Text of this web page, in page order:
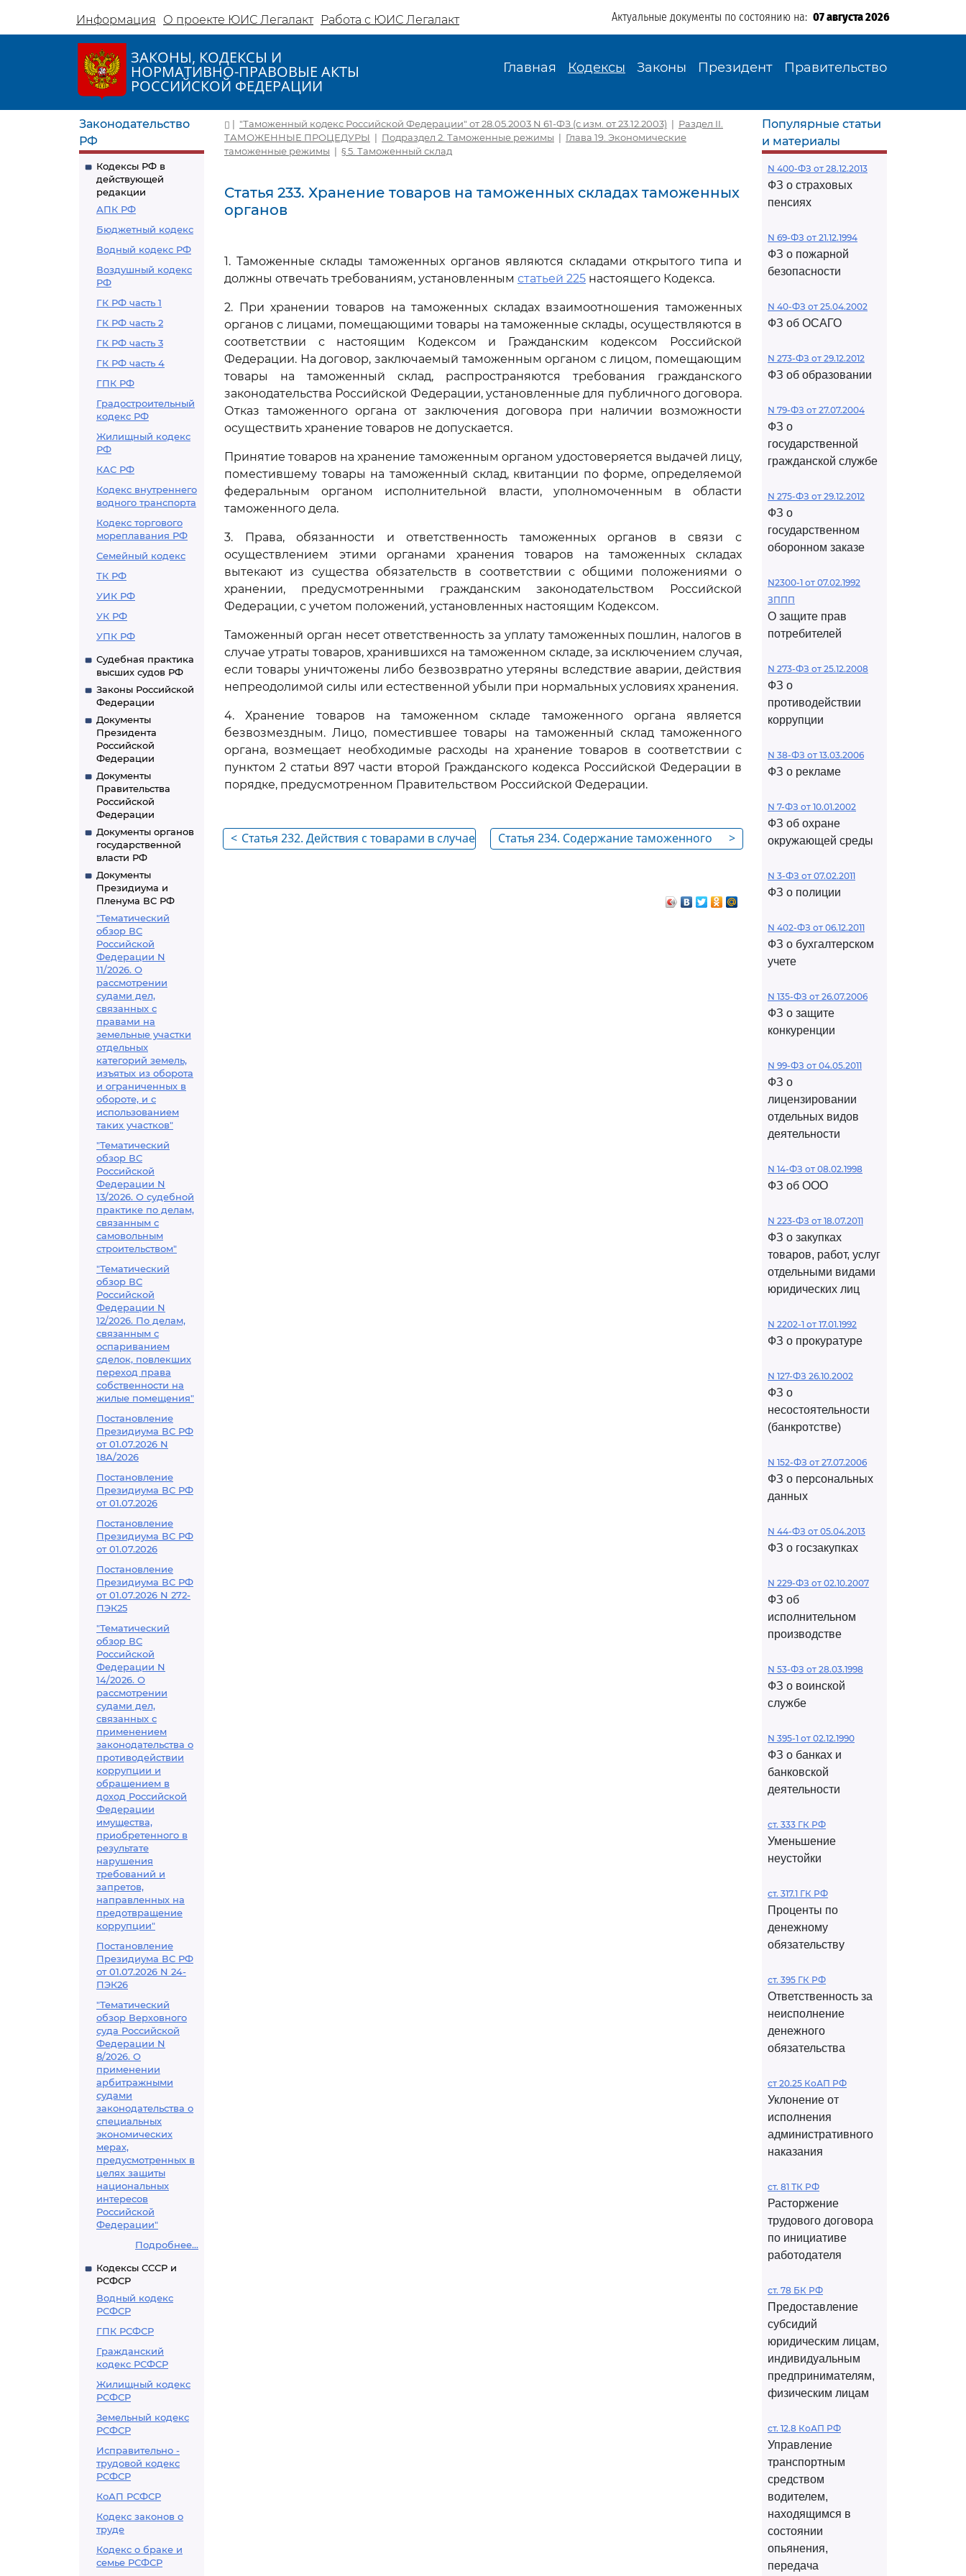
Информация О проекте ЮИС Легалакт Работа с ЮИС Легалакт Актуальные документы по состоянию на: 07 августа 2026
ЗАКОНЫ, КОДЕКСЫ И
НОРМАТИВНО-ПРАВОВЫЕ АКТЫ
РОССИЙСКОЙ ФЕДЕРАЦИИ
Главная Кодексы Законы Президент Правительство
Законодательство
РФ
Кодексы РФ в
действующей
редакции
АПК РФ
Бюджетный кодекс
Водный кодекс РФ
Воздушный кодекс
РФ
ГК РФ часть 1
ГК РФ часть 2
ГК РФ часть 3
ГК РФ часть 4
ГПК РФ
Градостроительный
кодекс РФ
Жилищный кодекс
РФ
КАС РФ
Кодекс внутреннего
водного транспорта
Кодекс торгового
мореплавания РФ
Семейный кодекс
ТК РФ
УИК РФ
УК РФ
УПК РФ
Судебная практика
высших судов РФ
Законы Российской
Федерации
Документы
Президента
Российской
Федерации
Документы
Правительства
Российской
Федерации
Документы органов
государственной
власти РФ
Документы
Президиума и
Пленума ВС РФ
"Тематический
обзор ВС
Российской
Федерации N
11/2026. О
рассмотрении
судами дел,
связанных с
правами на
земельные участки
отдельных
категорий земель,
изъятых из оборота
и ограниченных в
обороте, и с
использованием
таких участков"
"Тематический
обзор ВС
Российской
Федерации N
13/2026. О судебной
практике по делам,
связанным с
самовольным
строительством"
"Тематический
обзор ВС
Российской
Федерации N
12/2026. По делам,
связанным с
оспариванием
сделок, повлекших
переход права
собственности на
жилые помещения"
Постановление
Президиума ВС РФ
от 01.07.2026 N
18А/2026
Постановление
Президиума ВС РФ
от 01.07.2026
Постановление
Президиума ВС РФ
от 01.07.2026
Постановление
Президиума ВС РФ
от 01.07.2026 N 272-
ПЭК25
"Тематический
обзор ВС
Российской
Федерации N
14/2026. О
рассмотрении
судами дел,
связанных с
применением
законодательства о
противодействии
коррупции и
обращением в
доход Российской
Федерации
имущества,
приобретенного в
результате
нарушения
требований и
запретов,
направленных на
предотвращение
коррупции"
Постановление
Президиума ВС РФ
от 01.07.2026 N 24-
ПЭК26
"Тематический
обзор Верховного
суда Российской
Федерации N
8/2026. О
применении
арбитражными
судами
законодательства о
специальных
экономических
мерах,
предусмотренных в
целях защиты
национальных
интересов
Российской
Федерации"
Подробнее...
Кодексы СССР и
РСФСР
Водный кодекс
РСФСР
ГПК РСФСР
Гражданский
кодекс РСФСР
Жилищный кодекс
РСФСР
Земельный кодекс
РСФСР
Исправительно -
трудовой кодекс
РСФСР
КоАП РСФСР
Кодекс законов о
труде
Кодекс о браке и
семье РСФСР
| "Таможенный кодекс Российской Федерации" от 28.05.2003 N 61-ФЗ (с изм. от 23.12.2003) | Раздел II.
ТАМОЖЕННЫЕ ПРОЦЕДУРЫ | Подраздел 2. Таможенные режимы | Глава 19. Экономические
таможенные режимы | § 5. Таможенный склад
Статья 233. Хранение товаров на таможенных складах таможенных
органов
1. Таможенные склады таможенных органов являются складами открытого типа и
должны отвечать требованиям, установленным статьей 225 настоящего Кодекса.
2. При хранении товаров на таможенных складах взаимоотношения таможенных
органов с лицами, помещающими товары на таможенные склады, осуществляются в
соответствии с настоящим Кодексом и Гражданским кодексом Российской
Федерации. На договор, заключаемый таможенным органом с лицом, помещающим
товары на таможенный склад, распространяются требования гражданского
законодательства Российской Федерации, установленные для публичного договора.
Отказ таможенного органа от заключения договора при наличии возможности
осуществить хранение товаров не допускается.
Принятие товаров на хранение таможенным органом удостоверяется выдачей лицу,
поместившему товары на таможенный склад, квитанции по форме, определяемой
федеральным органом исполнительной власти, уполномоченным в области
таможенного дела.
3. Права, обязанности и ответственность таможенных органов в связи с
осуществлением этими органами хранения товаров на таможенных складах
вытекают из существа обязательств в соответствии с общими положениями о
хранении, предусмотренными гражданским законодательством Российской
Федерации, с учетом положений, установленных настоящим Кодексом.
Таможенный орган несет ответственность за уплату таможенных пошлин, налогов в
случае утраты товаров, хранившихся на таможенном складе, за исключением случая,
если товары уничтожены либо безвозвратно утеряны вследствие аварии, действия
непреодолимой силы или естественной убыли при нормальных условиях хранения.
4. Хранение товаров на таможенном складе таможенного органа является
безвозмездным. Лицо, поместившее товары на таможенный склад таможенного
органа, возмещает необходимые расходы на хранение товаров в соответствии с
пунктом 2 статьи 897 части второй Гражданского кодекса Российской Федерации в
порядке, предусмотренном Правительством Российской Федерации.
< Статья 232. Действия с товарами в случае
>
Статья 234. Содержание таможенного
Популярные статьи
и материалы
N 400-ФЗ от 28.12.2013
ФЗ о страховых
пенсиях
N 69-ФЗ от 21.12.1994
ФЗ о пожарной
безопасности
N 40-ФЗ от 25.04.2002
ФЗ об ОСАГО
N 273-ФЗ от 29.12.2012
ФЗ об образовании
N 79-ФЗ от 27.07.2004
ФЗ о
государственной
гражданской службе
N 275-ФЗ от 29.12.2012
ФЗ о
государственном
оборонном заказе
N2300-1 от 07.02.1992
ЗППП
О защите прав
потребителей
N 273-ФЗ от 25.12.2008
ФЗ о
противодействии
коррупции
N 38-ФЗ от 13.03.2006
ФЗ о рекламе
N 7-ФЗ от 10.01.2002
ФЗ об охране
окружающей среды
N 3-ФЗ от 07.02.2011
ФЗ о полиции
N 402-ФЗ от 06.12.2011
ФЗ о бухгалтерском
учете
N 135-ФЗ от 26.07.2006
ФЗ о защите
конкуренции
N 99-ФЗ от 04.05.2011
ФЗ о
лицензировании
отдельных видов
деятельности
N 14-ФЗ от 08.02.1998
ФЗ об ООО
N 223-ФЗ от 18.07.2011
ФЗ о закупках
товаров, работ, услуг
отдельными видами
юридических лиц
N 2202-1 от 17.01.1992
ФЗ о прокуратуре
N 127-ФЗ 26.10.2002
ФЗ о
несостоятельности
(банкротстве)
N 152-ФЗ от 27.07.2006
ФЗ о персональных
данных
N 44-ФЗ от 05.04.2013
ФЗ о госзакупках
N 229-ФЗ от 02.10.2007
ФЗ об
исполнительном
производстве
N 53-ФЗ от 28.03.1998
ФЗ о воинской
службе
N 395-1 от 02.12.1990
ФЗ о банках и
банковской
деятельности
ст. 333 ГК РФ
Уменьшение
неустойки
ст. 317.1 ГК РФ
Проценты по
денежному
обязательству
ст. 395 ГК РФ
Ответственность за
неисполнение
денежного
обязательства
ст 20.25 КоАП РФ
Уклонение от
исполнения
административного
наказания
ст. 81 ТК РФ
Расторжение
трудового договора
по инициативе
работодателя
ст. 78 БК РФ
Предоставление
субсидий
юридическим лицам,
индивидуальным
предпринимателям,
физическим лицам
ст. 12.8 КоАП РФ
Управление
транспортным
средством
водителем,
находящимся в
состоянии
опьянения,
передача